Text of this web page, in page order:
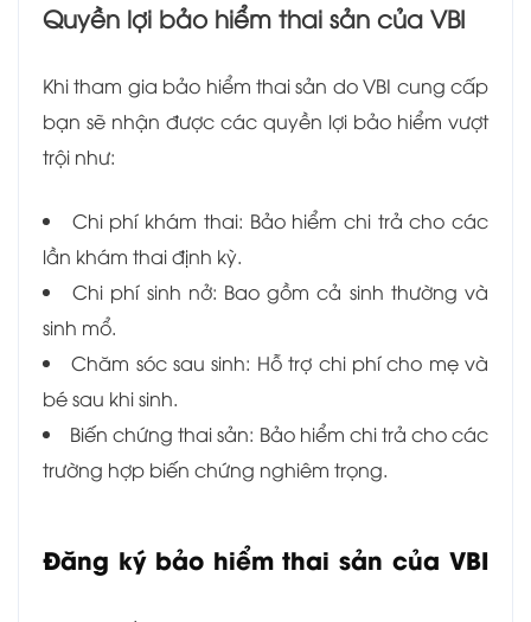
Quyền lợi bảo hiểm thai sản của VBI
Khi tham gia bảo hiểm thai sản do VBI cung cấp
bạn sẽ nhận được các quyền lợi bảo hiểm vượt
trội như:
Chi phí khám thai: Bảo hiểm chi trả cho các
lần khám thai định kỳ.
Chi phí sinh nở: Bao gồm cả sinh thường và
sinh mổ.
Chăm sóc sau sinh: Hỗ trợ chi phí cho mẹ và
bé sau khi sinh.
Biến chứng thai sản: Bảo hiểm chi trả cho các
trường hợp biến chứng nghiêm trọng.
Đăng ký bảo hiểm thai sản của VBI